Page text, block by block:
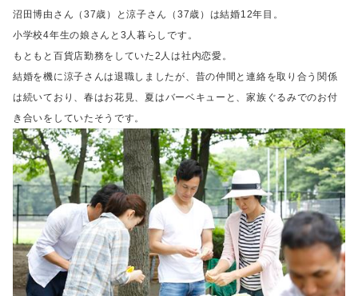
沼田博由さん（37歳）と涼子さん（37歳）は結婚12年目。
小学校4年生の娘さんと3人暮らしです。
もともと百貨店勤務をしていた2人は社内恋愛。
結婚を機に涼子さんは退職しましたが、昔の仲間と連絡を取り合う関係
は続いており、 春はお花見、夏はバーベキューと、家族ぐるみでのお付
き合いをしていたそうです。